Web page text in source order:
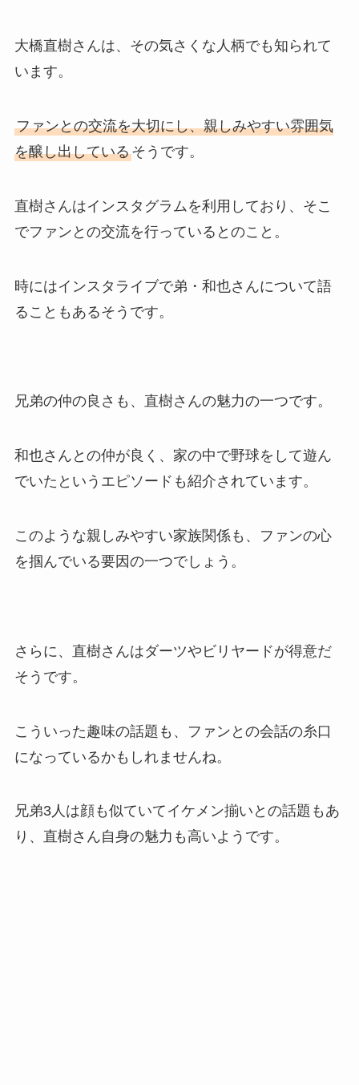
大橋直樹さんは、その気さくな人柄でも知られて
います。
ファンとの交流を大切にし、親しみやすい雰囲気
を醸し出しているそうです。
直樹さんはインスタグラムを利用しており、そこ
でファンとの交流を行っているとのこと。
時にはインスタライブで弟・和也さんについて語
ることもあるそうです。
兄弟の仲の良さも、直樹さんの魅力の一つです。
和也さんとの仲が良く、家の中で野球をして遊ん
でいたというエピソードも紹介されています。
このような親しみやすい家族関係も、ファンの心
を掴んでいる要因の一つでしょう。
さらに、直樹さんはダーツやビリヤードが得意だ
そうです。
こういった趣味の話題も、ファンとの会話の糸口
になっているかもしれませんね。
兄弟3人は顔も似ていてイケメン揃いとの話題もあ
り、直樹さん自身の魅力も高いようです。